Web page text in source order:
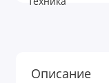
Описание